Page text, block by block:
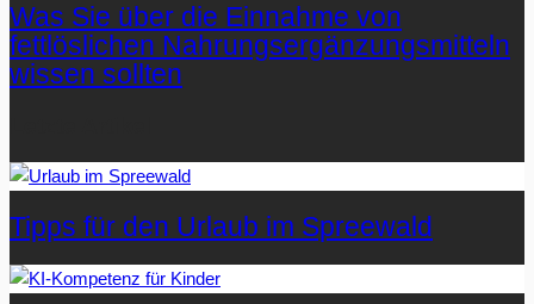
Was Sie über die Einnahme von
fettlöslichen Nahrungsergänzungsmitteln
wissen sollten
Tipps für den Urlaub im Spreewald